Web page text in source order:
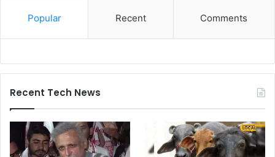
Popular Recent Comments
Recent Tech News